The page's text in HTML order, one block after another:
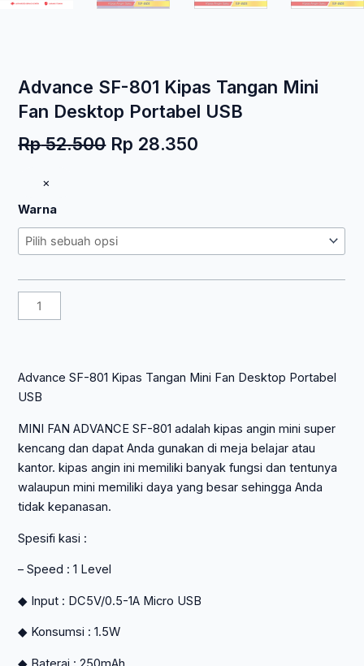
Advance SF-801 Kipas Tangan Mini
Fan Desktop Portabel USB
Rp52.500 Harga
Rp 28.350
Rp 28.350.
×
Warna
SF-
801
Kipas
Mini
USB
Advance SF-801 Kipas Tangan Mini Fan Desktop Portabel
USB
MINI FAN ADVANCE SF-801 adalah kipas angin mini super
kencang dan dapat Anda gunakan di meja belajar atau
kantor. kipas angin ini memiliki banyak fungsi dan tentunya
walaupun mini memiliki daya yang besar sehingga Anda
tidak kepanasan.
Spesifi kasi :
– Speed : 1 Level
◆ Input : DC5V/0.5-1A Micro USB
◆ Konsumsi : 1.5W